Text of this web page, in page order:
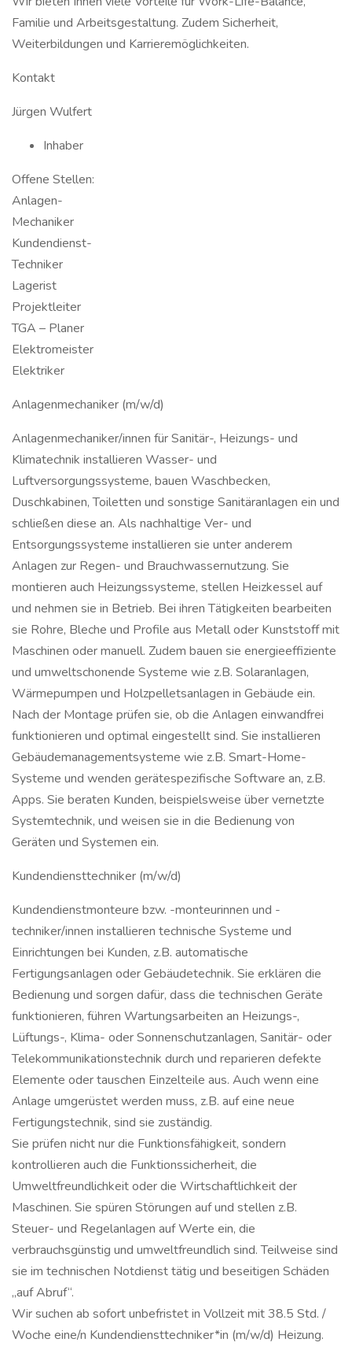
Familie und Arbeitsgestaltung. Zudem Sicherheit,
Weiterbildungen und Karrieremöglichkeiten.
Kontakt
Jürgen Wulfert
Inhaber
Offene Stellen:
Anlagen-
Mechaniker
Kundendienst-
Techniker
Lagerist
Projektleiter
TGA – Planer
Elektromeister
Elektriker
Anlagenmechaniker (m/w/d)
Anlagenmechaniker/innen für Sanitär-, Heizungs- und
Klimatechnik installieren Wasser- und
Luftversorgungssysteme, bauen Waschbecken,
Duschkabinen, Toiletten und sonstige Sanitäranlagen ein und
schließen diese an. Als nachhaltige Ver- und
Entsorgungssysteme installieren sie unter anderem
Anlagen zur Regen- und Brauchwassernutzung. Sie
montieren auch Heizungssysteme, stellen Heizkessel auf
und nehmen sie in Betrieb. Bei ihren Tätigkeiten bearbeiten
sie Rohre, Bleche und Profile aus Metall oder Kunststoff mit
Maschinen oder manuell. Zudem bauen sie energieeffiziente
und umweltschonende Systeme wie z.B. Solaranlagen,
Wärmepumpen und Holzpelletsanlagen in Gebäude ein.
Nach der Montage prüfen sie, ob die Anlagen einwandfrei
funktionieren und optimal eingestellt sind. Sie installieren
Gebäudemanagementsysteme wie z.B. Smart-Home-
Systeme und wenden gerätespezifische Software an, z.B.
Apps. Sie beraten Kunden, beispielsweise über vernetzte
Systemtechnik, und weisen sie in die Bedienung von
Geräten und Systemen ein.
Kundendiensttechniker (m/w/d)
Kundendienstmonteure bzw. -monteurinnen und -
techniker/innen installieren technische Systeme und
Einrichtungen bei Kunden, z.B. automatische
Fertigungsanlagen oder Gebäudetechnik. Sie erklären die
Bedienung und sorgen dafür, dass die technischen Geräte
funktionieren, führen Wartungsarbeiten an Heizungs-,
Lüftungs-, Klima- oder Sonnenschutzanlagen, Sanitär- oder
Telekommunikationstechnik durch und reparieren defekte
Elemente oder tauschen Einzelteile aus. Auch wenn eine
Anlage umgerüstet werden muss, z.B. auf eine neue
Fertigungstechnik, sind sie zuständig.
Sie prüfen nicht nur die Funktionsfähigkeit, sondern
kontrollieren auch die Funktionssicherheit, die
Umweltfreundlichkeit oder die Wirtschaftlichkeit der
Maschinen. Sie spüren Störungen auf und stellen z.B.
Steuer- und Regelanlagen auf Werte ein, die
verbrauchsgünstig und umweltfreundlich sind. Teilweise sind
sie im technischen Notdienst tätig und beseitigen Schäden
„auf Abruf“.
Wir suchen ab sofort unbefristet in Vollzeit mit 38.5 Std. /
Woche eine/n Kundendiensttechniker*in (m/w/d) Heizung.